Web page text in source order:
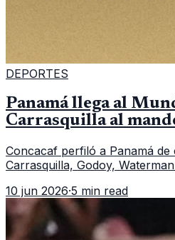
DEPORTES
Panamá llega al
Carrasquilla al
Concacaf perfiló a Panamá
Carrasquilla, Godoy,
Inglaterra, Croacia y Ghana.
10 jun 2026·5 min read